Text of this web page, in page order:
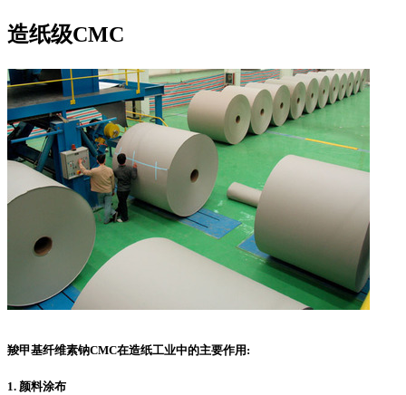
造纸级CMC
羧甲基纤维素钠CMC在造纸工业中的主要作用:
1. 颜料涂布